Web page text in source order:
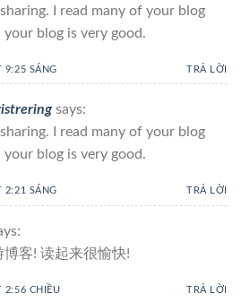
I read many of your blog
your blog is very good.
9:25 SÁNG TRẢ LỜI
says:
I read many of your blog
your blog is very good.
2:21 SÁNG TRẢ LỜI
博客! 读起来很愉快!
2:56 CHIỀU TRẢ LỜI